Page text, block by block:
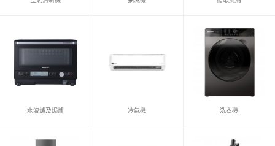
水波爐及焗爐 冷氣機 洗衣機